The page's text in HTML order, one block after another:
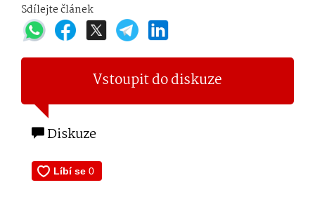
Sdílejte článek
Vstoupit do diskuze
Diskuze